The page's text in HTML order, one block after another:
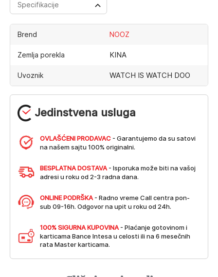
Jedinstvena usluga
OVLAŠĆENI PRODAVAC - Garantujemo da su satovi
na našem sajtu 100% originalni.
BESPLATNA DOSTAVA - Isporuka može biti na vašoj
adresi u roku od 2-3 radna dana.
ONLINE PODRŠKA - Radno vreme Call centra pon-
sub 09-16h. Odgovor na upit u roku od 24h.
100% SIGURNA KUPOVINA - Plaćanje gotovinom i
karticama Bance Intesa u celosti ili na 6 mesečnih
rata Master karticama.
Specifikacije
Brend NOOZ
Zemlja porekla KINA
Uvoznik WATCH IS WATCH DOO